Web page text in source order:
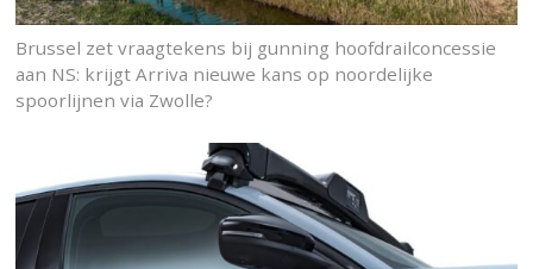
Brussel zet vraagtekens bij gunning hoofdrailconcessie
aan NS: krijgt Arriva nieuwe kans op noordelijke
spoorlijnen via Zwolle?